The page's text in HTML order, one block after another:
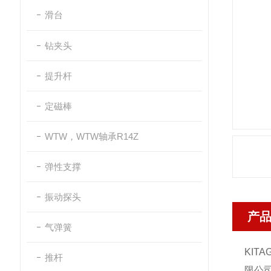
滑台
钻夹头
提升杆
定磁棒
WTW，WTW轴承R14Z
弹性支撑
振动探头
气弹簧
推杆
产